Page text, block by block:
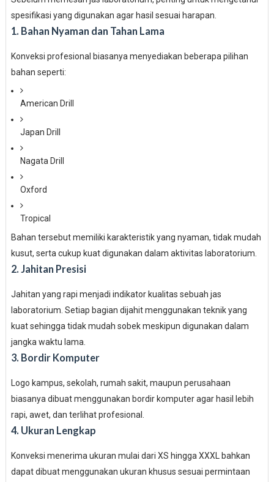
spesifikasi yang digunakan agar hasil sesuai harapan.
1. Bahan Nyaman dan Tahan Lama
Konveksi profesional biasanya menyediakan beberapa pilihan
bahan seperti:
American Drill
Japan Drill
Nagata Drill
Oxford
Tropical
Bahan tersebut memiliki karakteristik yang nyaman, tidak mudah
kusut, serta cukup kuat digunakan dalam aktivitas laboratorium.
2. Jahitan Presisi
Jahitan yang rapi menjadi indikator kualitas sebuah jas
laboratorium. Setiap bagian dijahit menggunakan teknik yang
kuat sehingga tidak mudah sobek meskipun digunakan dalam
jangka waktu lama.
3. Bordir Komputer
Logo kampus, sekolah, rumah sakit, maupun perusahaan
biasanya dibuat menggunakan bordir komputer agar hasil lebih
rapi, awet, dan terlihat profesional.
4. Ukuran Lengkap
Konveksi menerima ukuran mulai dari XS hingga XXXL bahkan
dapat dibuat menggunakan ukuran khusus sesuai permintaan